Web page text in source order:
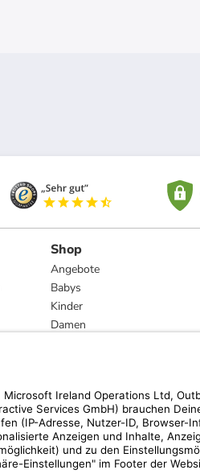
Shop
Angebote
Babys
Kinder
Damen
Marken